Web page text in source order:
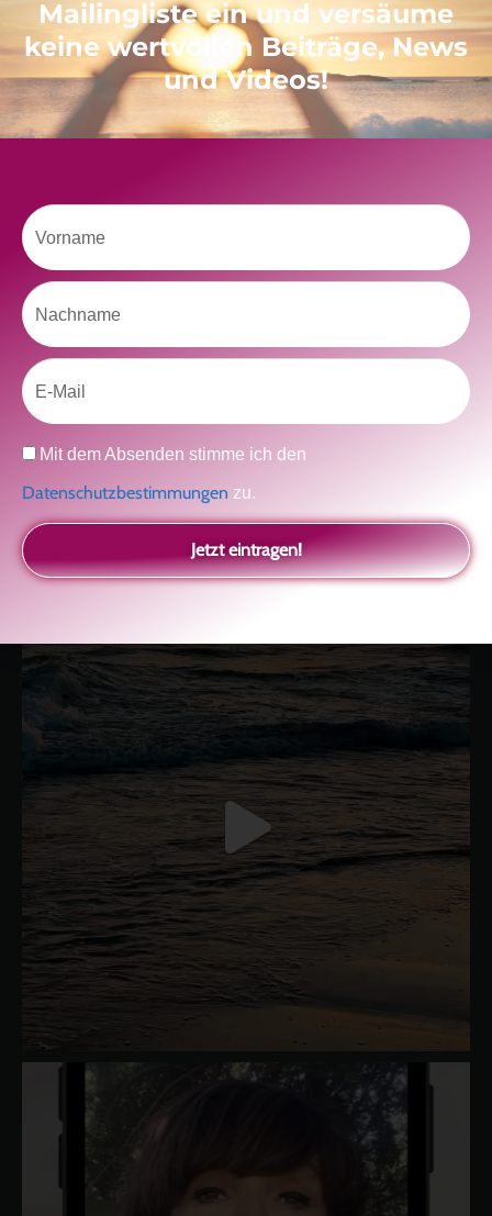
Like uns auf Facebook
Klicke hier, um Marketing-Cookies zu
kolitscher.by.biotic
glückliche Beziehung-The Master KeyAsha und Marie-Luise
Kolitscher
Sisterlove
Mailingliste ein und versäume
keine wertvollen Beiträge, News
und Videos!
Vorname
Nachname
Email
Datenschutz
Mit dem Absenden stimme ich den
Datenschutzbestimmungen zu.
Jetzt eintragen!